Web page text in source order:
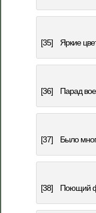
[35] Яркие
[36] Парад
[37] Было
[38] Поющий